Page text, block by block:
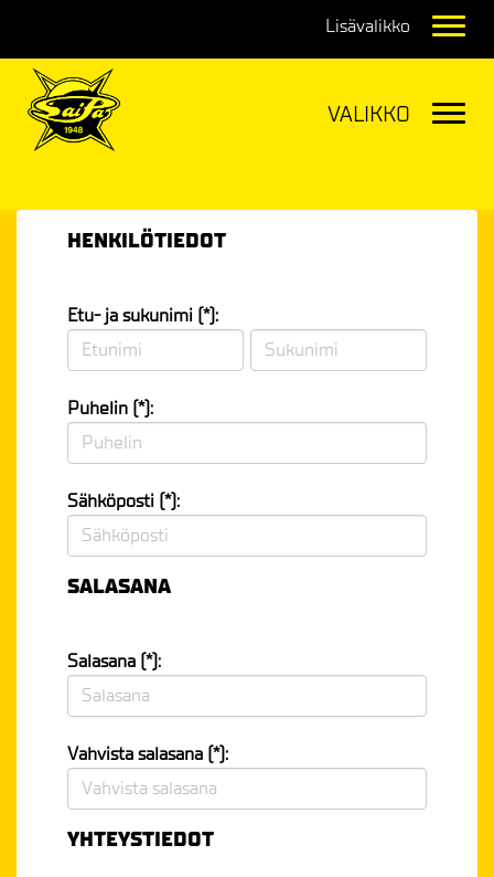
HENKILÖTIEDOT
Etu- ja sukunimi (*):
Puhelin (*):
Sähköposti (*):
SALASANA
Salasana (*):
Vahvista salasana (*):
YHTEYSTIEDOT